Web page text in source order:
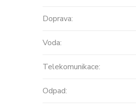
Doprava:
Voda:
Telekomunikace:
Odpad: